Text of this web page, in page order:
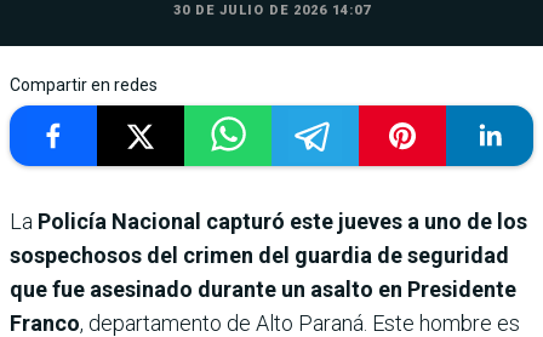
30 DE JULIO DE 2026 14:07
Compartir en redes
La Policía Nacional capturó este jueves a uno de los
sospechosos del crimen del guardia de seguridad
que fue asesinado durante un asalto en Presidente
Franco, departamento de Alto Paraná. Este hombre es